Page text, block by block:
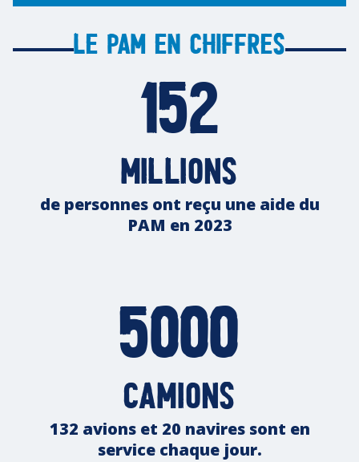
Le PAM en chiffres
152
millions
de personnes ont reçu une aide du
PAM en 2023
5000
camions
132 avions et 20 navires sont en
service chaque jour.